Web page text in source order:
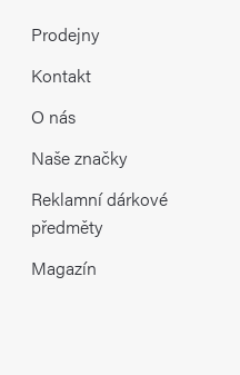
i
s
u
Prodejny
Kontakt
O nás
Naše značky
Reklamní dárkové
předměty
Magazín